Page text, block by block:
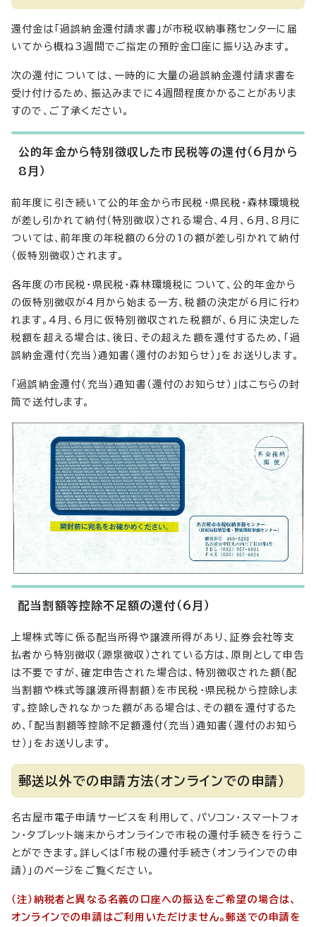
還付金は「過誤納金還付請求書」が市税収納事務センターに届
いてから概ね3週間でご指定の預貯金口座に振り込みます。
次の還付については、一時的に大量の過誤納金還付請求書を
受け付けるため、振込みまでに4週間程度かかることがありま
すので、ご了承ください。
公的年金から特別徴収した市民税等の還付（6月から
8月）
前年度に引き続いて公的年金から市民税・県民税・森林環境税
が差し引かれて納付（特別徴収）される場合、4月、6月、8月に
ついては、前年度の年税額の6分の1の額が差し引かれて納付
（仮特別徴収）されます。
各年度の市民税・県民税・森林環境税について、公的年金から
の仮特別徴収が4月から始まる一方、税額の決定が6月に行わ
れます。4月、6月に仮特別徴収された税額が、6月に決定した
税額を超える場合は、後日、その超えた額を還付するため、「過
誤納金還付（充当）通知書（還付のお知らせ）」をお送りします。
「過誤納金還付（充当）通知書（還付のお知らせ）」はこちらの封
筒で送付します。
配当割額等控除不足額の還付（6月）
上場株式等に係る配当所得や譲渡所得があり、証券会社等支
払者から特別徴収（源泉徴収）されている方は、原則として申告
は不要ですが、確定申告された場合は、特別徴収された額（配
当割額や株式等譲渡所得割額）を市民税・県民税から控除しま
す。控除しきれなかった額がある場合は、その額を還付するた
め、「配当割額等控除不足額還付（充当）通知書（還付のお知ら
せ）」をお送りします。
郵送以外での申請方法（オンラインでの申請）
名古屋市電子申請サービスを利用して、パソコン・スマートフォ
ン・タブレット端末からオンラインで市税の還付手続きを行うこ
とができます。詳しくは「市税の還付手続き（オンラインでの申
請）」のページをご覧ください。
（注）納税者と異なる名義の口座への振込をご希望の場合は、
オンラインでの申請はご利用いただけません。郵送での申請を